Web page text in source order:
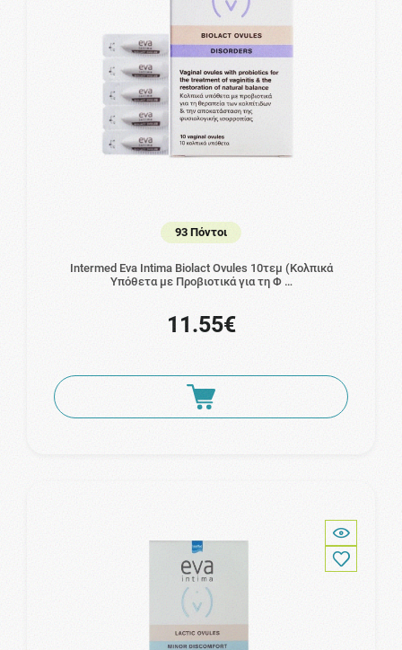
93 Πόντοι
Intermed Eva Intima Biolact Ovules 10τεμ (Κολπικά
Υπόθετα με Προβιοτικά για τη Φ …
11.55€